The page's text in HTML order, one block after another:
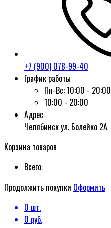
+7 (900) 078-99-40
График работы
Пн-Вс:10:00 - 20:00
10:00 - 20:00
Адрес
Челябинск ул. Болейко 2А
Корзина товаров
Всего:
Продолжить покупки Оформить
0 шт.
0 руб.